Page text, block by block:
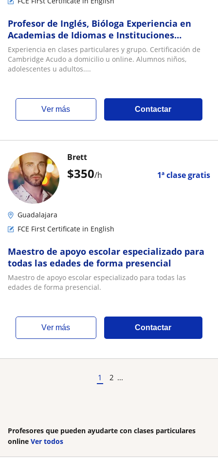
Profesor de Inglés, Bióloga Experiencia en
Academias de Idiomas e Instituciones
privadas
Experiencia en clases particulares y grupo. Certificación de
Cambridge Acudo a domicilio u online. Alumnos niños,
adolescentes u adultos....
ver más Contactar
$350/h 1ª clase gratis
Brett
Guadalajara
FCE First Certificate in English
Maestro de apoyo escolar especializado para
todas las edades de forma presencial
Maestro de apoyo escolar especializado para todas las
edades de forma presencial.
ver más Contactar
1 2 ...
Profesores que pueden ayudarte con clases particulares
online Ver todos